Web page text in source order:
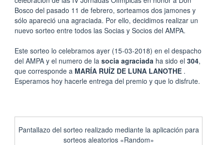
Bosco del pasado 11 de febrero, sorteamos dos jamones y
sólo apareció una agraciada. Por ello, decidimos realizar un
nuevo sorteo entre todos las Socias y Socios del AMPA.
Este sorteo lo celebramos ayer (15-03-2018) en el despacho
del AMPA y el numero de la socia agraciada ha sido el 304,
que corresponde a MARÍA RUÍZ DE LUNA LANOTHE .
Esperamos hoy hacerle entrega del premio y que lo disfrute.
Pantallazo del sorteo realizado mediante la aplicación para
sorteos aleatorios «Random»